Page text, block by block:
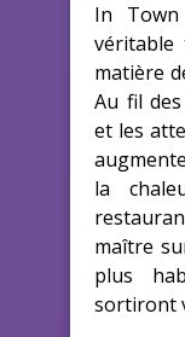
In
véritable
matière
Au fil
et les
la
maître
plus
sortiront